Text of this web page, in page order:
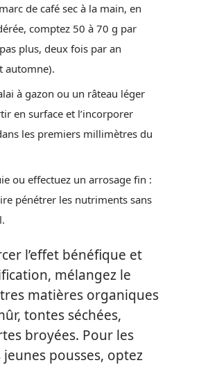
de café sec à la main, en
comptez 50 à 70 g par
plus, deux fois par an
automne).
à gazon ou un râteau léger
en surface et l’incorporer
les premiers millimètres du
ou effectuez un arrosage fin :
pénétrer les nutriments sans
l’effet bénéfique et
mélangez le
matières organiques
tontes séchées,
broyées. Pour les
jeunes pousses, optez